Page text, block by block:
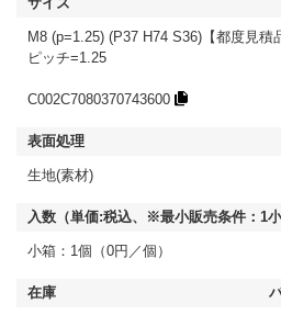
M8 (p=1.25) (P37 H74 S36)【都度見積
ピッチ=1.25
C002C7080370743600
生地(素材)
小箱：1個（0円／個）